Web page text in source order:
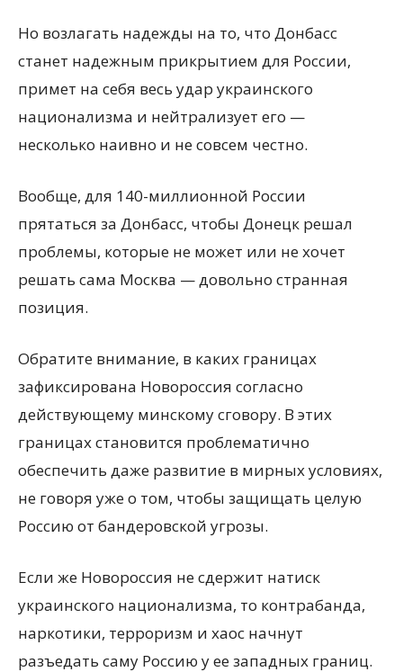
Но возлагать надежды на то, что Донбасс
станет надежным прикрытием для России,
примет на себя весь удар украинского
национализма и нейтрализует его —
несколько наивно и не совсем честно.
Вообще, для 140-миллионной России
прятаться за Донбасс, чтобы Донецк решал
проблемы, которые не может или не хочет
решать сама Москва — довольно странная
позиция.
Обратите внимание, в каких границах
зафиксирована Новороссия согласно
действующему минскому сговору. В этих
границах становится проблематично
обеспечить даже развитие в мирных условиях,
не говоря уже о том, чтобы защищать целую
Россию от бандеровской угрозы.
Если же Новороссия не сдержит натиск
украинского национализма, то контрабанда,
наркотики, терроризм и хаос начнут
разъедать саму Россию у ее западных границ.